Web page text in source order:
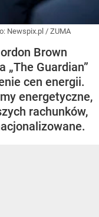
Newspix.pl / ZUMA
Brown
„The Guardian”
cen energii.
energetyczne,
rachunków,